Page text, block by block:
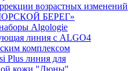
возрастных изменений
БЕРЕГ»
Algologie
линия с ALGO4
комплексом
Plus линия для
кожи "Дюны"